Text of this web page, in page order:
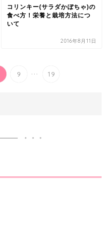
コリンキー(サラダかぼちゃ)の
食べ方！栄養と栽培方法につ
いて
2016年8月11日
9 ... 19